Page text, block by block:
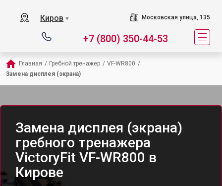
Киров ▼ Московская улица, 135
+7 (800) 350-44-53
Главная / Гребной тренажер / VF-WR800 /
Замена дисплея (экрана)
Замена дисплея (экрана)
гребного тренажера
VictoryFit VF-WR800 в
Кирове